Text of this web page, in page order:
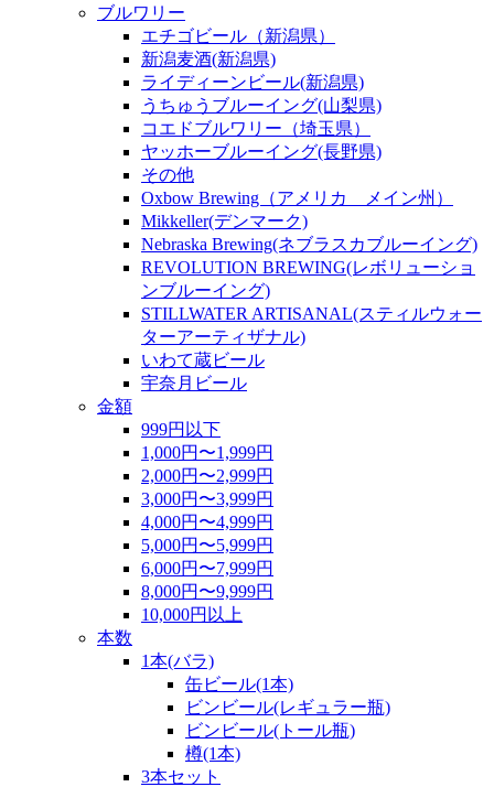
ブルワリー
エチゴビール（新潟県）
新潟麦酒(新潟県)
ライディーンビール(新潟県)
うちゅうブルーイング(山梨県)
コエドブルワリー（埼玉県）
ヤッホーブルーイング(長野県)
その他
Oxbow Brewing（アメリカ メイン州）
Mikkeller(デンマーク)
Nebraska Brewing(ネブラスカブルーイング)
REVOLUTION BREWING(レボリューショ
ンブルーイング)
STILLWATER ARTISANAL(スティルウォー
ターアーティザナル)
いわて蔵ビール
宇奈月ビール
金額
999円以下
1,000円〜1,999円
2,000円〜2,999円
3,000円〜3,999円
4,000円〜4,999円
5,000円〜5,999円
6,000円〜7,999円
8,000円〜9,999円
10,000円以上
本数
1本(バラ)
缶ビール(1本)
ビンビール(レギュラー瓶)
ビンビール(トール瓶)
樽(1本)
3本セット